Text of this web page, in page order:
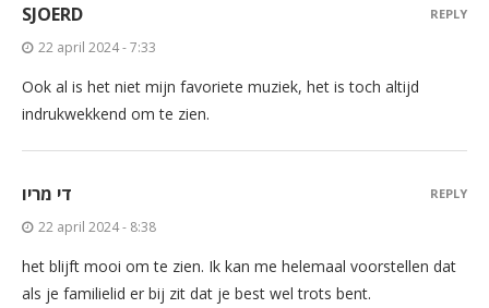
SJOERD
22 april 2024 - 7:33
Ook al is het niet mijn favoriete muziek, het is toch altijd
indrukwekkend om te zien.
REPLY
די מריו
22 april 2024 - 8:38
het blijft mooi om te zien. Ik kan me helemaal voorstellen dat
als je familielid er bij zit dat je best wel trots bent.
REPLY